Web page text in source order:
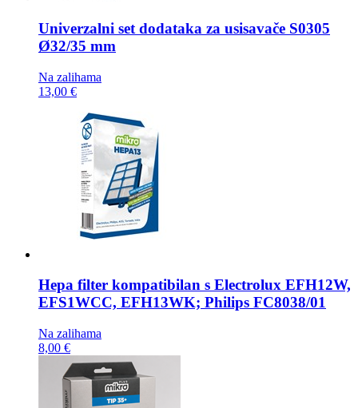
Univerzalni set dodataka za usisavače S0305
Ø32/35 mm
Na zalihama
13,00 €
Hepa filter kompatibilan s Electrolux EFH12W,
EFS1WCC, EFH13WK; Philips FC8038/01
Na zalihama
8,00 €